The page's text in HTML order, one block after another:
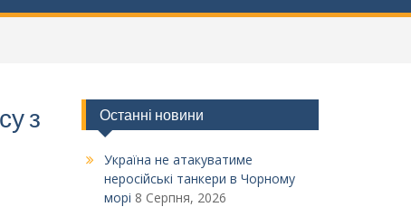
з
Останні новини
Україна не атакуватиме
неросійські танкери в Чорному
морі 8 Серпня, 2026